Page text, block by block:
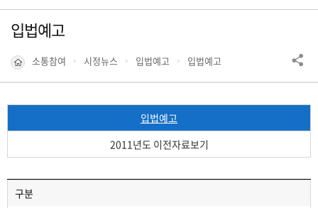
입법예고
소통참여 시정뉴스 입법예고 입법예고
입법예고
2011년도 이전자료보기
구분